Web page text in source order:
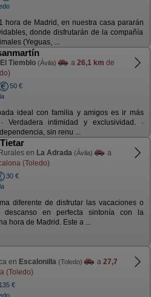
hora de Madrid, en nuestra casa pararán
donde disfrutarán de la compañía
(Yeguas, ...
El Tiemblo (Ávila) a 26,1 km de
50 €
ideal con familia y amigos es ir más
Verdadera intimidad y exclusividad. ·
sin renu ...
en La Adrada (Ávila)
a
(Toledo)
30 €
diferente de disfrutar las vacaciones o
en perfecta sintonía con la
hora de Madrid. Este a ...
en Escalonilla (Toledo) a 27,7
(Toledo)
135 €